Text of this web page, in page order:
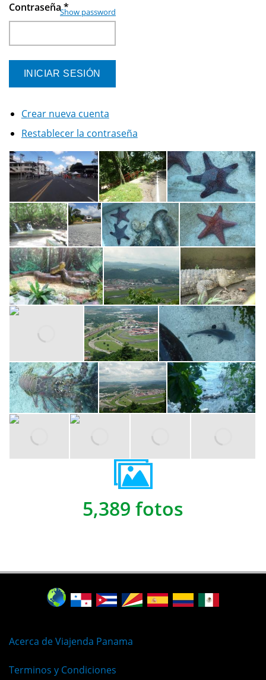
Contraseña*
Show password
Crear nueva cuenta
Restablecer la contraseña
5,389 fotos
Acerca de Viajenda Panama
Terminos y Condiciones